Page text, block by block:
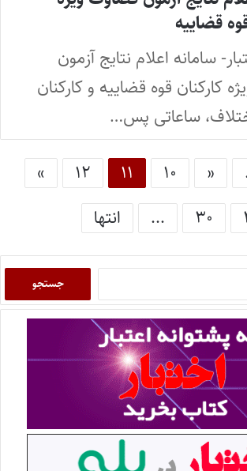
قضاییه
سامانه اعلام نتایج آزمون
۱۳۹۹ ویژه کارکنان قوه قضاییه و کارکنان
ساعاتی پس…
« ۱۰ ۱۱ ۱۲
»
۳۰ ... انتها